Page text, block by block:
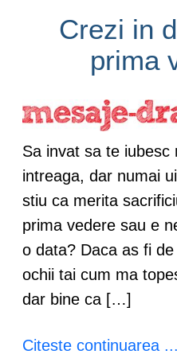
Crezi in
prima
Sa invat sa te iubesc
intreaga, dar numai
stiu ca merita
prima vedere sau e
o data? Daca as fi
ochii tai cum ma
dar bine ca […]
Citeste continuarea ...